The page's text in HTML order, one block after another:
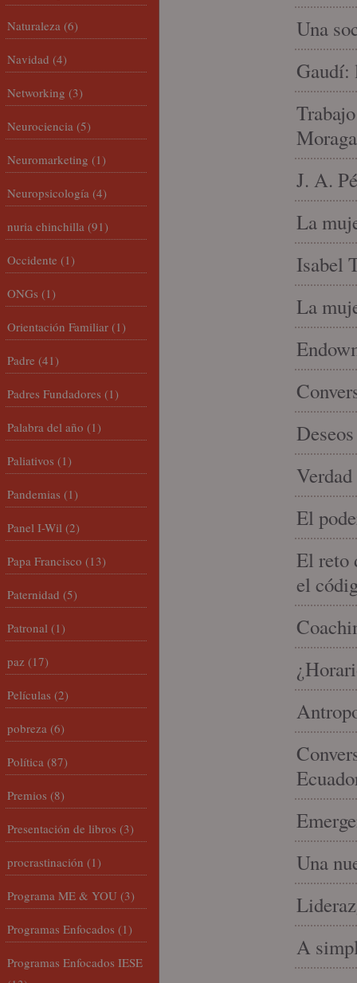
Una
Gaudí:
J. A.
La
Isabel
La
El
El reto
el
Una
A
Naturaleza (6)
Navidad (4)
Networking (3)
Neurociencia (5)
Neuromarketing (1)
Neuropsicología (4)
nuria chinchilla (91)
Occidente (1)
ONGs (1)
Orientación Familiar (1)
Padre (41)
Padres Fundadores (1)
Palabra del año (1)
Paliativos (1)
Pandemias (1)
Panel I-Wil (2)
Papa Francisco (13)
Paternidad (5)
Patronal (1)
paz (17)
Películas (2)
pobreza (6)
Política (87)
Premios (8)
Presentación de libros (3)
procrastinación (1)
Programa ME & YOU (3)
Programas Enfocados (1)
Programas Enfocados IESE